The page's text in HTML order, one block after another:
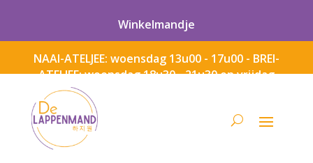
Winkelmandje
NAAI-ATELJEE: woensdag 13u00 - 17u00 - BREI-
ATELJEE: woensdag 18u30 - 21u30 en vrijdag